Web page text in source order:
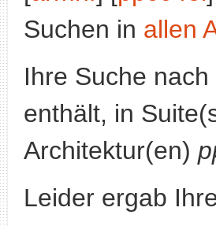
Suchen in allen
Ihre Suche
enthält, in
Architektur(en)
Leider ergab